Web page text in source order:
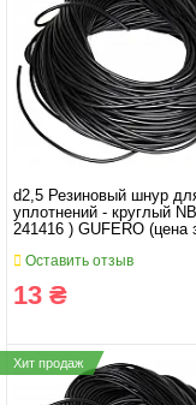
d2,5 Резиновый шнур
уплотнений - круглый
241416 ) GUFERO (цена
Оставить отзыв
13 ₴
Хит продаж